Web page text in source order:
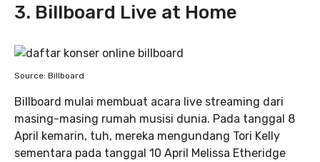
3. Billboard Live at Home
Source: Billboard
Billboard mulai membuat acara live streaming dari
masing-masing rumah musisi dunia. Pada tanggal 8
April kemarin, tuh, mereka mengundang Tori Kelly
sementara pada tanggal 10 April Melissa Etheridge